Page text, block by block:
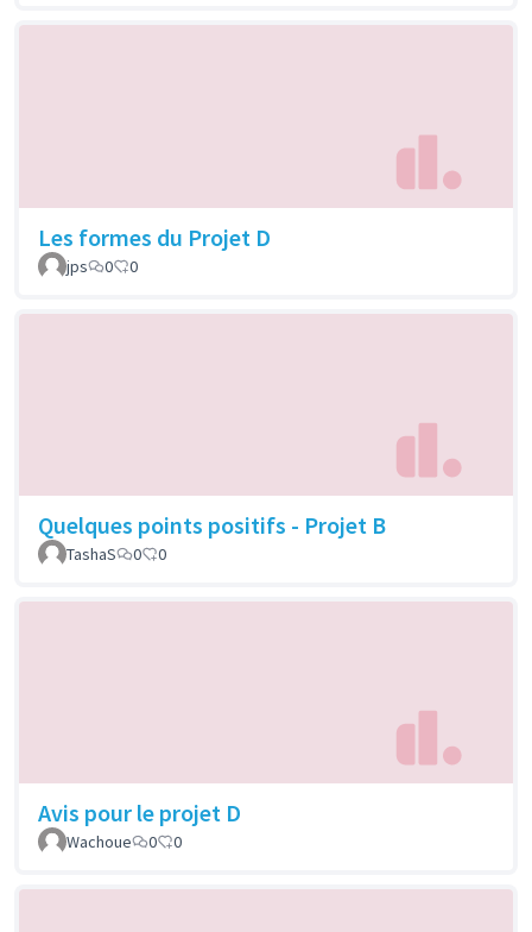
Les formes du Projet D
jps 0 0
Quelques points positifs - Projet B
TashaS 0 0
Avis pour le projet D
Wachoue 0 0